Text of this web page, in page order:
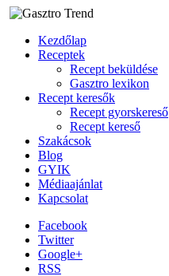
Kezdőlap
Receptek
Recept beküldése
Gasztro lexikon
Recept keresők
Recept gyorskereső
Recept kereső
Szakácsok
Blog
GYIK
Médiaajánlat
Kapcsolat
Facebook
Twitter
Google+
RSS